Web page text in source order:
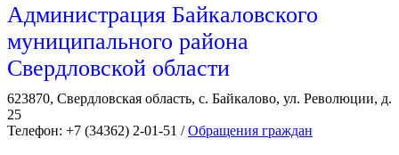
Администрация Байкаловского
муниципального района
Свердловской области
623870, Свердловская область, с. Байкалово, ул. Революции, д.
25
Телефон: +7 (34362) 2-01-51 /Обращения граждан